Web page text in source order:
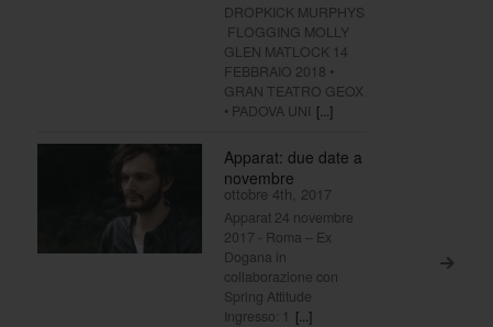
>
DROPKICK MURPHYS
FLOGGING MOLLY
GLEN MATLOCK 14
FEBBRAIO 2018 •
GRAN TEATRO GEOX
• PADOVA UNI [...]
Apparat: due date a
novembre
ottobre 4th, 2017
Apparat 24 novembre
2017 - Roma – Ex
Dogana in
collaborazione con
Spring Attitude
Ingresso: 1 [...]